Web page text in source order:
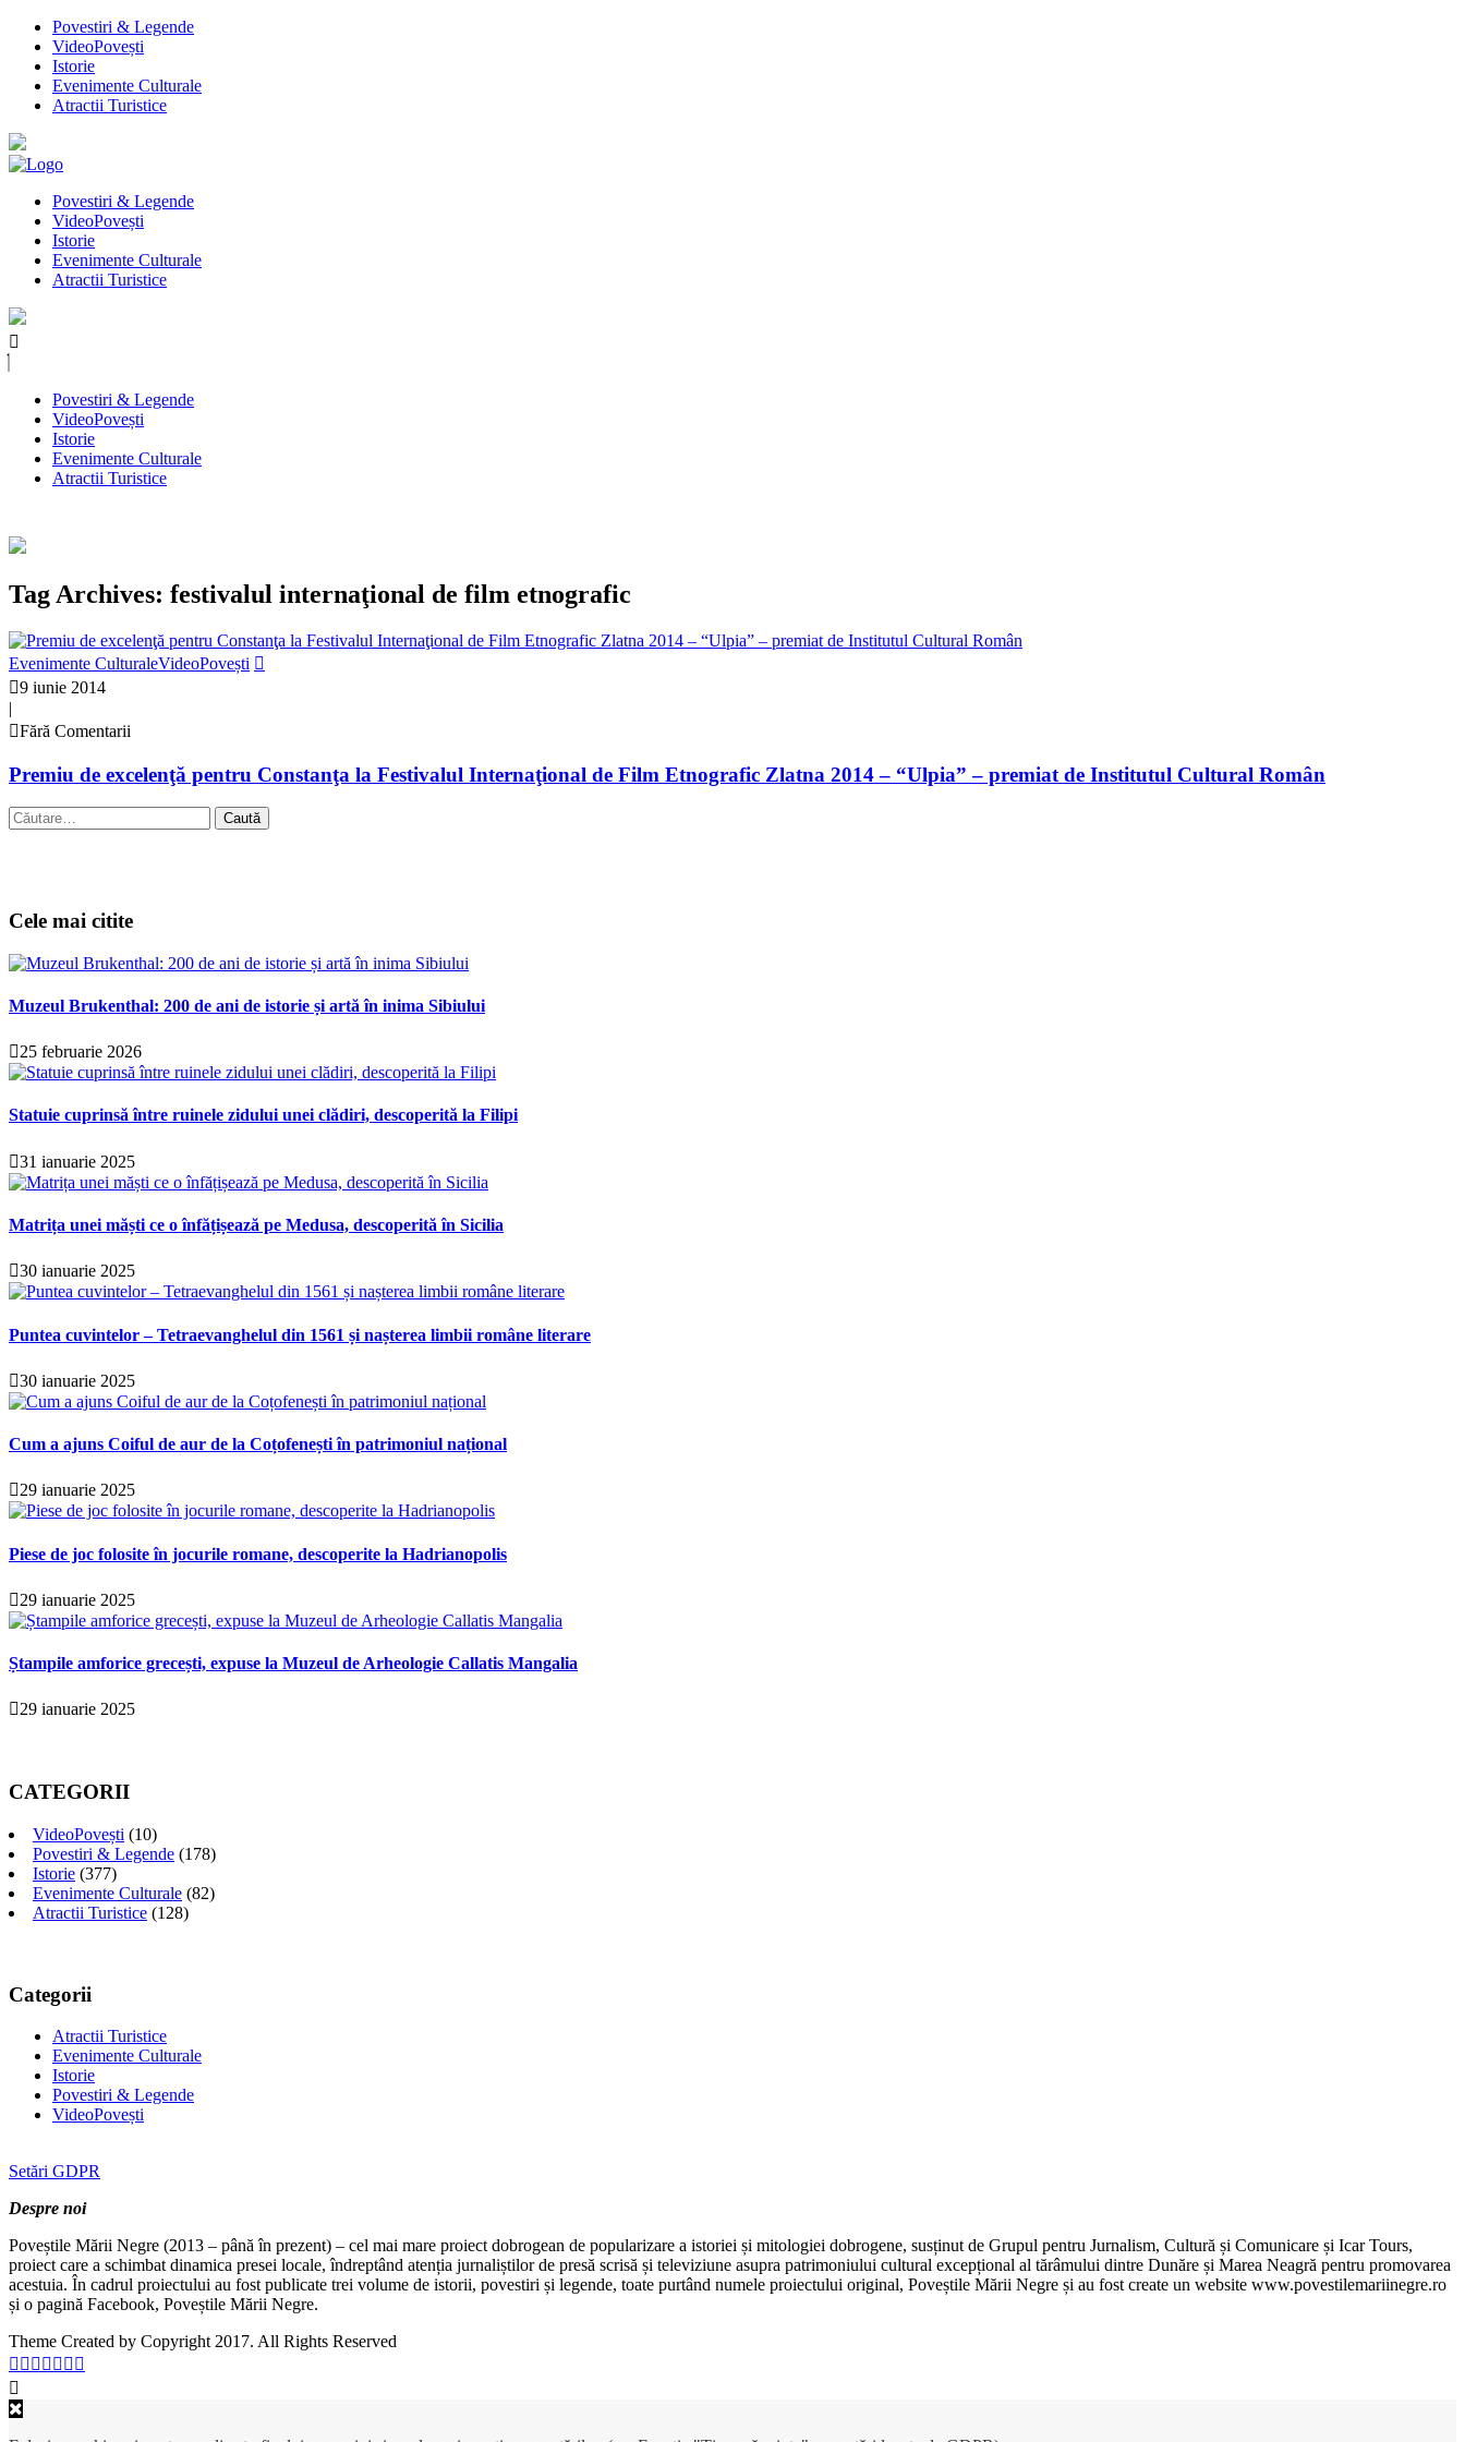
Povestiri & Legende
VideoPovești
Istorie
Evenimente Culturale
Atractii Turistice
Povestiri & Legende
VideoPovești
Istorie
Evenimente Culturale
Atractii Turistice
Povestiri & Legende
VideoPovești
Istorie
Evenimente Culturale
Atractii Turistice
Tag Archives: festivalul internaţional de film etnografic
Evenimente CulturaleVideoPovești
9 iunie 2014
|
Fără Comentarii
Premiu de excelenţă pentru Constanţa la Festivalul Internaţional de Film Etnografic Zlatna 2014 – “Ulpia” – premiat de Institutul Cultural Român
Caută
după:
Cele mai citite
Muzeul Brukenthal: 200 de ani de istorie și artă în inima Sibiului
25 februarie 2026
Statuie cuprinsă între ruinele zidului unei clădiri, descoperită la Filipi
31 ianuarie 2025
Matrița unei măști ce o înfățișează pe Medusa, descoperită în Sicilia
30 ianuarie 2025
Puntea cuvintelor – Tetraevanghelul din 1561 și nașterea limbii române literare
30 ianuarie 2025
Cum a ajuns Coiful de aur de la Coțofenești în patrimoniul național
29 ianuarie 2025
Piese de joc folosite în jocurile romane, descoperite la Hadrianopolis
29 ianuarie 2025
Ștampile amforice grecești, expuse la Muzeul de Arheologie Callatis Mangalia
29 ianuarie 2025
CATEGORII
VideoPovești (10)
Povestiri & Legende (178)
Istorie (377)
Evenimente Culturale (82)
Atractii Turistice (128)
Categorii
Atractii Turistice
Evenimente Culturale
Istorie
Povestiri & Legende
VideoPovești
Setări GDPR
Despre noi
Poveștile Mării Negre (2013 – până în prezent) – cel mai mare proiect dobrogean de popularizare a istoriei și mitologiei dobrogene, susținut de Grupul pentru Jurnalism, Cultură și Comunicare și Icar Tours,
proiect care a schimbat dinamica presei locale, îndreptând atenția jurnaliștilor de presă scrisă și televiziune asupra patrimoniului cultural excepțional al tărâmului dintre Dunăre și Marea Neagră pentru promovarea
acestuia. În cadrul proiectului au fost publicate trei volume de istorii, povestiri și legende, toate purtând numele proiectului original, Poveștile Mării Negre și au fost create un website www.povestilemariinegre.ro
și o pagină Facebook, Poveștile Mării Negre.
Theme Created by Copyright 2017. All Rights Reserved